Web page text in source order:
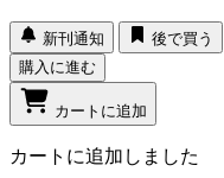
新刊通知
後で買う
購入に進む
カートに追加
カートに追加しました